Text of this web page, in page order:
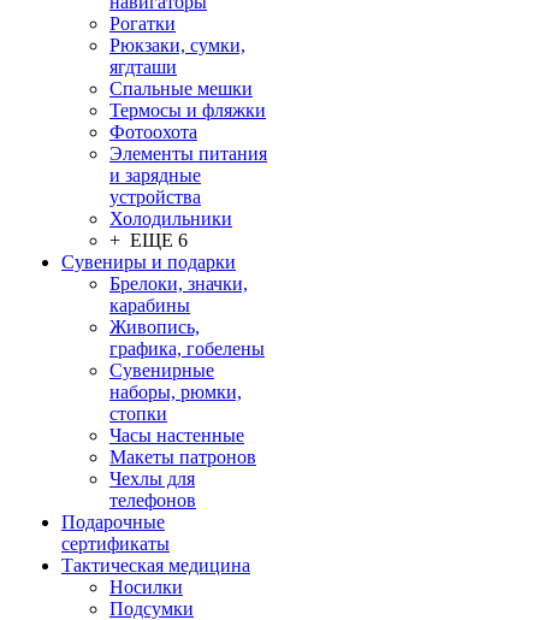
Рогатки
Рюкзаки, сумки,
ягдташи
Спальные мешки
Термосы и фляжки
Фотоохота
Элементы питания
и зарядные
устройства
Холодильники
+ ЕЩЕ 6
Сувениры и подарки
Брелоки, значки,
карабины
Живопись,
графика, гобелены
Сувенирные
наборы, рюмки,
стопки
Часы настенные
Макеты патронов
Чехлы для
телефонов
Подарочные
сертификаты
Тактическая медицина
Носилки
Подсумки